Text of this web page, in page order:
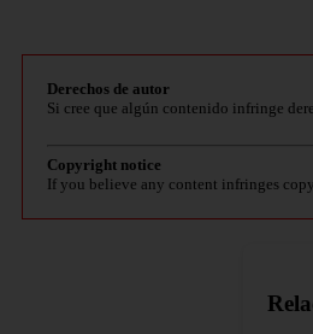
Derechos de autor
Si cree que algún contenido infringe
Copyright notice
If you believe any content infringes